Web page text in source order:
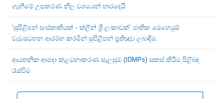
ගැනීමේ උපකරණ නිල වශයෙන් භාරදෙයි
‘සුපිළිපන් සංස්කෘතියක් - ක්ලීන් ශ්‍රී ලංකාවක්’ ජාතික මෙහෙයුම්
වැඩසටහන ආරම්භ කරමින් සුපිළිපන් ප්‍රතිඥාව ලබාදීම.
ආයතනික ආපදා කළමනාකරණ සැලසුම් (IDMPs) සකස් කිරීම පිළිබඳ
රැස්වීම